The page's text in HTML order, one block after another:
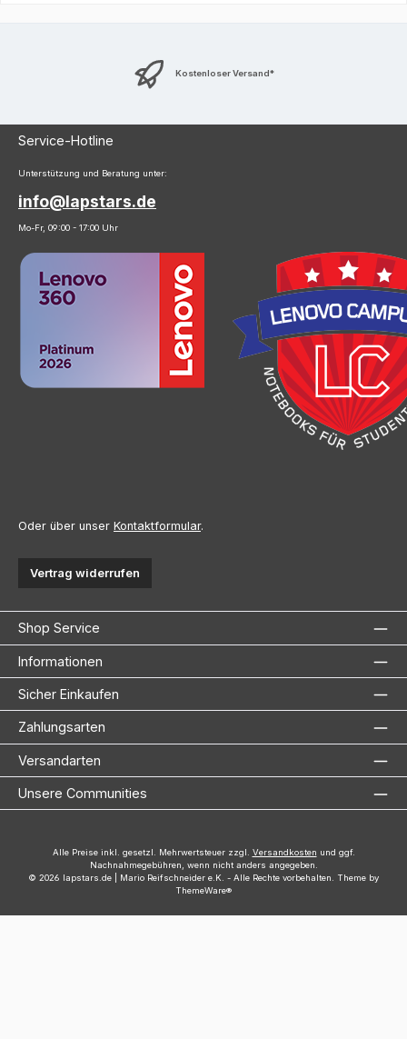
Kostenloser Versand*
Service-Hotline
Unterstützung und Beratung unter:
info@lapstars.de
Mo-Fr, 09:00 - 17:00 Uhr
Oder über unser Kontaktformular.
Vertrag widerrufen
Shop Service
Informationen
Sicher Einkaufen
Zahlungsarten
Versandarten
Unsere Communities
Alle Preise inkl. gesetzl. Mehrwertsteuer zzgl. Versandkosten und ggf.
Nachnahmegebühren, wenn nicht anders angegeben.
© 2026 lapstars.de | Mario Reifschneider e.K. - Alle Rechte vorbehalten. Theme by
ThemeWare®